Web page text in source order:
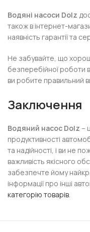
Водяні насоси Dolz
також в інтернет-
наявність гарантії та
Не забувайте, що
безперебійної роботи
ви робите правильний
Заключення
Водяний насос Dolz –
продуктивності
та надійності, і ви не
важливість якісного
забезпечте йому
інформації про інші
категорію товарів.